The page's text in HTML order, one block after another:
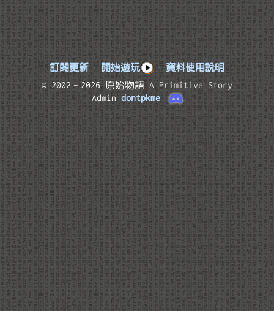
訂閱更新 · 開始遊玩 · 資料使用說明
© 2002–2026 原始物語A Primitive Story
Admindontpkme